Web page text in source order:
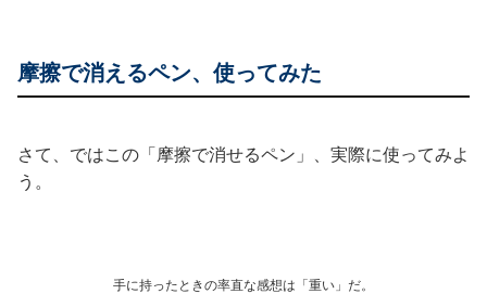
摩擦で消えるペン、使ってみた
さて、ではこの「摩擦で消せるペン」、実際に使ってみよ
う。
手に持ったときの率直な感想は「重い」だ。